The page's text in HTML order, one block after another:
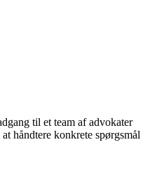
til et team af advokater
håndtere konkrete spørgsmål